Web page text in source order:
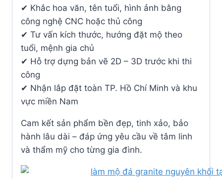
✔ Khắc hoa văn, tên tuổi, hình ảnh bằng
công nghệ CNC hoặc thủ công
✔ Tư vấn kích thước, hướng đặt mộ theo
tuổi, mệnh gia chủ
✔ Hỗ trợ dựng bản vẽ 2D – 3D trước khi thi
công
✔ Nhận lắp đặt toàn TP. Hồ Chí Minh và khu
vực miền Nam
Cam kết sản phẩm bền đẹp, tinh xảo, bảo
hành lâu dài – đáp ứng yêu cầu về tâm linh
và thẩm mỹ cho từng gia đình.